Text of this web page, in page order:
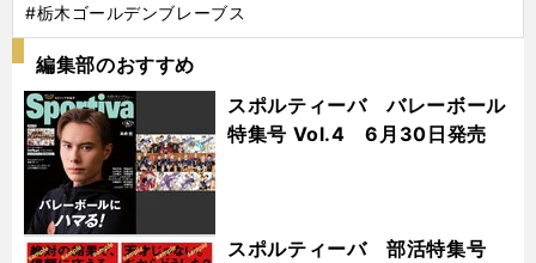
#栃木ゴールデンブレーブス
編集部のおすすめ
スポルティーバ バレーボール
特集号 Vol.4 6月30日発売
スポルティーバ 部活特集号